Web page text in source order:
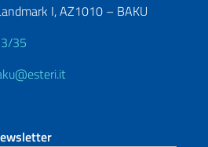
I, AZ1010 – BAKU
35